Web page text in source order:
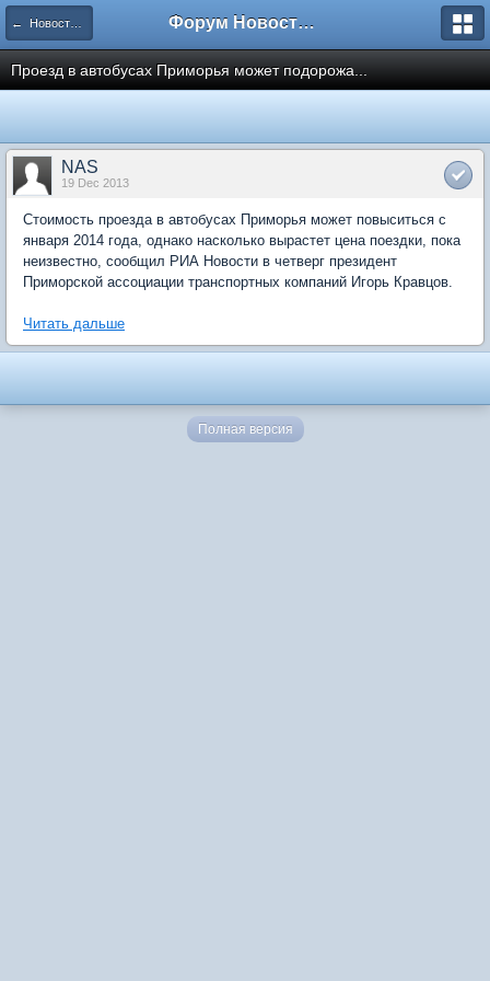
← Новости рынка недвижимости Форум Новостройки
Проезд в автобусах Приморья может подорожа...
NAS
19 Dec 2013
Стоимость проезда в автобусах Приморья может повыситься с
января 2014 года, однако насколько вырастет цена поездки, пока
неизвестно, сообщил РИА Новости в четверг президент
Приморской ассоциации транспортных компаний Игорь Кравцов.
Читать дальше
Полная версия